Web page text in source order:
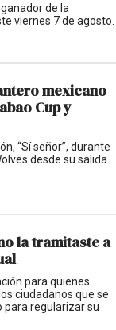
de la
viernes 7 de agosto.
mexicano
Cup y
“Sí señor”, durante
desde su salida
la tramitaste a
para quienes
ciudadanos que se
para regularizar su